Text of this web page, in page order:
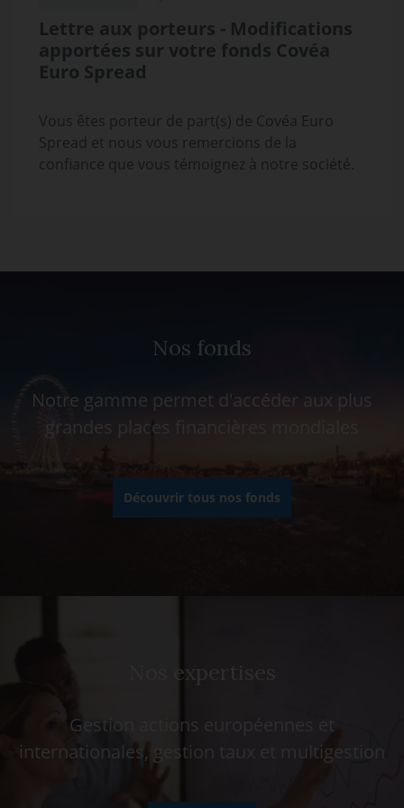
Lettre aux porteurs - Modifications
apportées sur votre fonds Covéa
Euro Spread
Vous êtes porteur de part(s) de Covéa Euro
Spread et nous vous remercions de la
confiance que vous témoignez à notre société.
Nos fonds
Notre gamme permet d'accéder aux plus
grandes places financières mondiales
Découvrir tous nos fonds
Nos expertises
Gestion actions européennes et
internationales, gestion taux et multigestion